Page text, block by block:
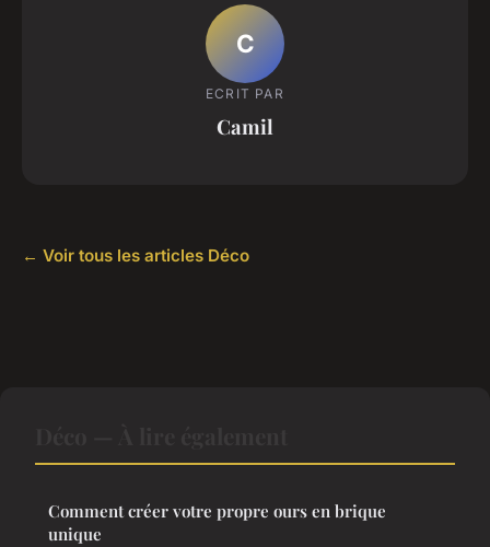
C
ECRIT PAR
Camil
← Voir tous les articles Déco
Comment créer votre propre ours en brique
unique